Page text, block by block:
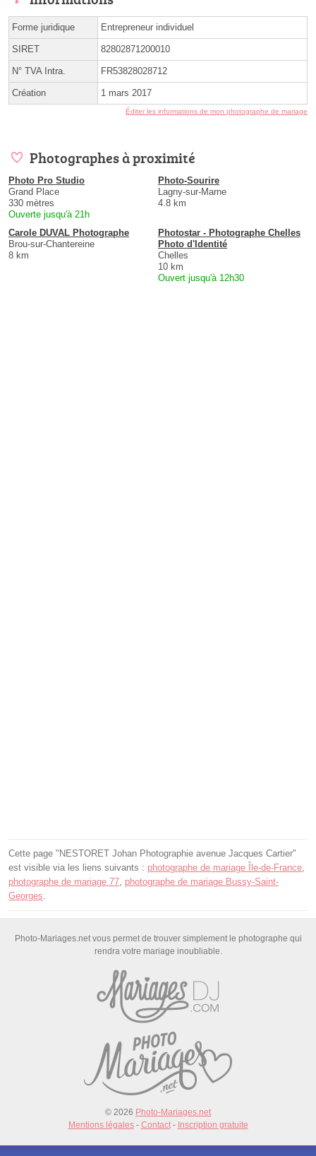
Forme juridique Entrepreneur individuel
SIRET 82802871200010
N° TVA Intra. FR53828028712
Création 1 mars 2017
Éditer les informations de mon photographe de mariage
Photographes à proximité
Photo Pro Studio
Grand Place
330 mètres
Ouverte jusqu'à 21h
Photo-Sourire
Lagny-sur-Marne
4.8 km
Carole DUVAL Photographe
Brou-sur-Chantereine
8 km
Photostar - Photographe Chelles
Photo d'Identité
Chelles
10 km
Ouvert jusqu'à 12h30
Cette page "NESTORET Johan Photographie avenue Jacques Cartier"
est visible via les liens suivants : photographe de mariage Île-de-France,
photographe de mariage 77, photographe de mariage Bussy-Saint-
Georges.
Photo-Mariages.net vous permet de trouver simplement le photographe qui
rendra votre mariage inoubliable.
© 2026 Photo-Mariages.net
Mentions légales- Contact- Inscription gratuite